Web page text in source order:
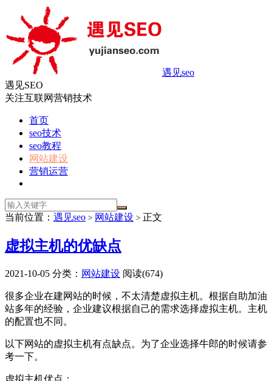
遇见seo
遇见SEO
关注互联网营销技术
首页
seo技术
seo教程
网站建设
营销运营
当前位置： 遇见seo > 网站建设 > 正文
虚拟主机的优缺点
2021-10-05 分类： 网站建设 阅读(674)
很多企业在建网站的时候，不太清楚虚拟主机。根据自助加油
站多年的经验，企业建议根据自己的需求选择虚拟主机。主机
的配置也不同。
以下网站的虚拟主机有点缺点。为了企业选择牛郎的时候请参
考一下。
虚拟主机优点：